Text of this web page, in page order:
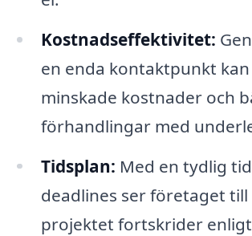
Kostnadseffektivitet:
en enda kontaktpunkt
minskade kostnader och
förhandlingar med
Tidsplan: Med en tydlig
deadlines ser företaget
projektet fortskrider